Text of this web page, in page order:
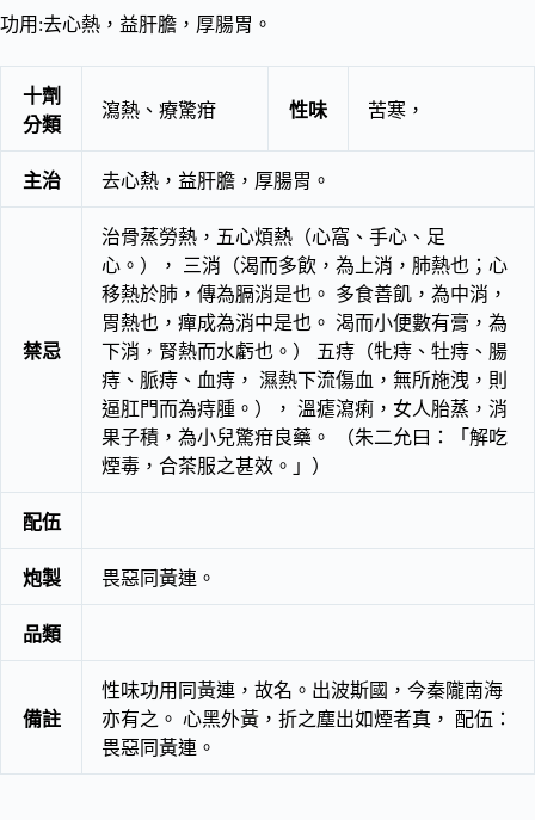
功用:去心熱，益肝膽，厚腸胃。
十劑
分類
瀉熱、療驚疳 性味 苦寒，
主治 去心熱，益肝膽，厚腸胃。
禁忌
治骨蒸勞熱，五心煩熱（心窩、手心、足
心。）， 三消（渴而多飲，為上消，肺熱也；心
移熱於肺，傳為膈消是也。 多食善飢，為中消，
胃熱也，癉成為消中是也。 渴而小便數有膏，為
下消，腎熱而水虧也。） 五痔（牝痔、牡痔、腸
痔、脈痔、血痔， 濕熱下流傷血，無所施洩，則
逼肛門而為痔腫。）， 溫瘧瀉痢，女人胎蒸，消
果子積，為小兒驚疳良藥。 （朱二允曰：「解吃
煙毒，合茶服之甚效。」）
配伍
炮製 畏惡同黃連。
品類
備註
性味功用同黃連，故名。出波斯國，今秦隴南海
亦有之。 心黑外黃，折之塵出如煙者真， 配伍：
畏惡同黃連。